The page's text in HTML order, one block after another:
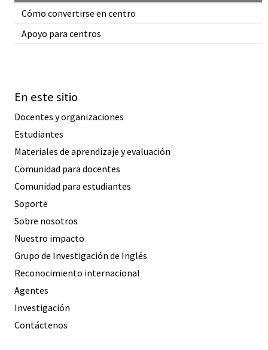
Cómo convertirse en centro
Apoyo para centros
En este sitio
Docentes y organizaciones
Estudiantes
Materiales de aprendizaje y evaluación
Comunidad para docentes
Comunidad para estudiantes
Soporte
Sobre nosotros
Nuestro impacto
Grupo de Investigación de Inglés
Reconocimiento internacional
Agentes
Investigación
Contáctenos